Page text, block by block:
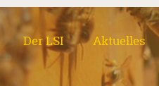
Der LSI Aktuelles